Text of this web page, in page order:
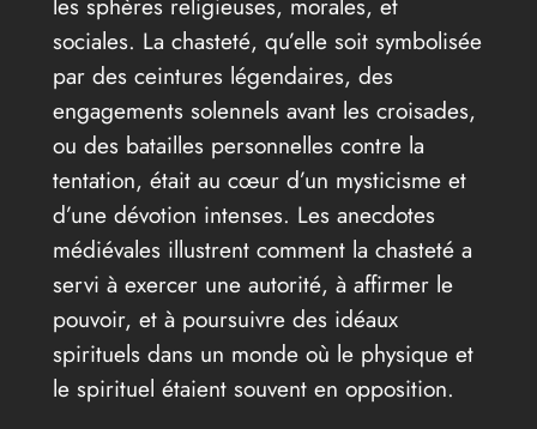
sociales. La chasteté, qu’elle soit symbolisée
par des ceintures légendaires, des
engagements solennels avant les croisades,
ou des batailles personnelles contre la
tentation, était au cœur d’un mysticisme et
d’une dévotion intenses. Les anecdotes
médiévales illustrent comment la chasteté a
servi à exercer une autorité, à affirmer le
pouvoir, et à poursuivre des idéaux
spirituels dans un monde où le physique et
le spirituel étaient souvent en opposition.